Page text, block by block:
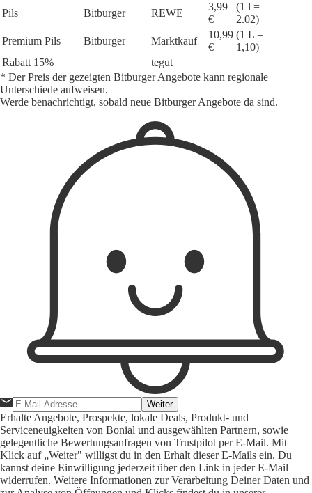
Pils Bitburger REWE
3,99
€
(1 l =
2.02)
Premium Pils
Bitburger Marktkauf
10,99
€
(1 L =
1,10)
Rabatt 15%
tegut
* Der Preis der gezeigten Bitburger Angebote kann regionale
Unterschiede aufweisen.
Werde benachrichtigt, sobald neue Bitburger Angebote da sind.
Weiter
Erhalte Angebote, Prospekte, lokale Deals, Produkt- und
Serviceneuigkeiten von Bonial und ausgewählten Partnern, sowie
gelegentliche Bewertungsanfragen von Trustpilot per E-Mail. Mit
Klick auf „Weiter" willigst du in den Erhalt dieser E-Mails ein. Du
kannst deine Einwilligung jederzeit über den Link in jeder E-Mail
widerrufen. Weitere Informationen zur Verarbeitung Deiner Daten und